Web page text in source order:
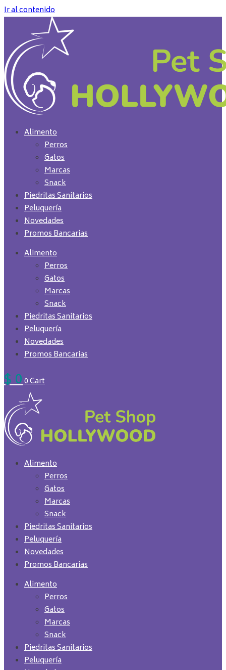
Ir al contenido
Alimento
Perros
Gatos
Marcas
Snack
Piedritas Sanitarios
Peluquería
Novedades
Promos Bancarias
Alimento
Perros
Gatos
Marcas
Snack
Piedritas Sanitarios
Peluquería
Novedades
Promos Bancarias
$00Cart
Alimento
Perros
Gatos
Marcas
Snack
Piedritas Sanitarios
Peluquería
Novedades
Promos Bancarias
Alimento
Perros
Gatos
Marcas
Snack
Piedritas Sanitarios
Peluquería